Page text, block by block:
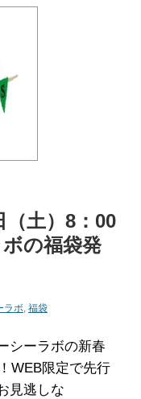
（土）8：00
の福袋発
ラボ, 福袋
シーラボの新春
WEB限定で先行
見逃しな